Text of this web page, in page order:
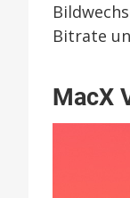
Bitrate
MacX